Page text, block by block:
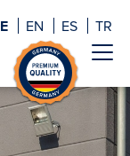
EN ES TR